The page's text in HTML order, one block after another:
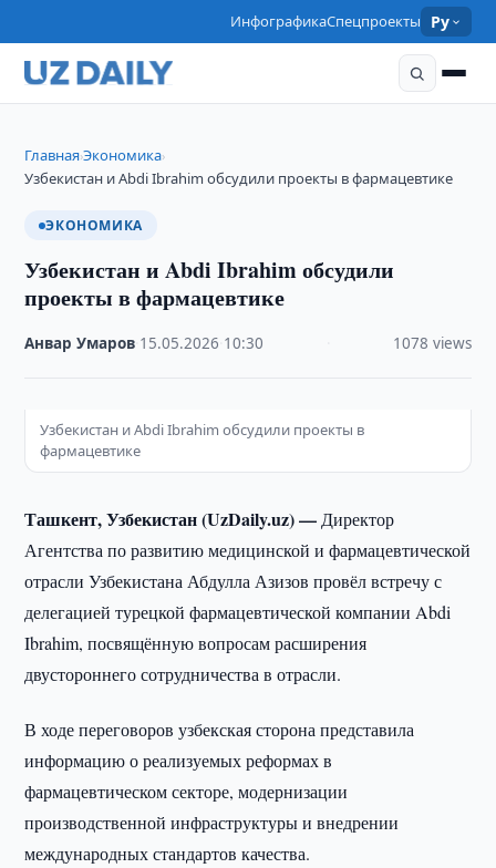
ИнфографикаСпецпроекты Ру
Главная›Экономика›
Узбекистан и Abdi Ibrahim обсудили проекты в фармацевтике
ЭКОНОМИКА
Узбекистан и Abdi Ibrahim обсудили
проекты в фармацевтике
Анвар Умаров 15.05.2026 10:30 1078 views
Узбекистан и Abdi Ibrahim обсудили проекты в
фармацевтике
Ташкент, Узбекистан (UzDaily.uz) —Директор
Агентства по развитию медицинской и фармацевтической
отрасли Узбекистана Абдулла Азизов провёл встречу с
делегацией турецкой фармацевтической компании Abdi
Ibrahim, посвящённую вопросам расширения
двустороннего сотрудничества в отрасли.
В ходе переговоров узбекская сторона представила
информацию о реализуемых реформах в
фармацевтическом секторе, модернизации
производственной инфраструктуры и внедрении
международных стандартов качества.